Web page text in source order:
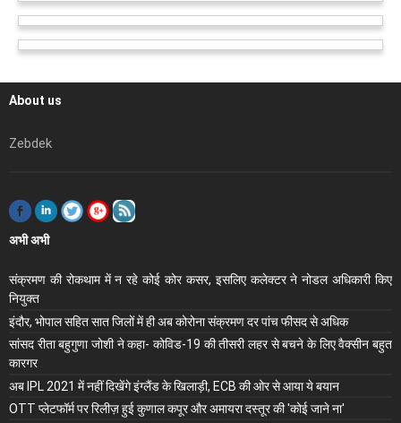
About us
Zebdek
अभी अभी
संक्रमण की रोकथाम में न रहे कोई कोर कसर, इसलिए कलेक्‍टर ने नोडल अधिकारी किए
नियुक्‍त
इंदौर, भोपाल सहित सात जिलों में ही अब कोरोना संक्रमण दर पांच फीसद से अधिक
सांसद रीता बहुगुणा जोशी ने कहा- कोविड-19 की तीसरी लहर से बचने के लिए वैक्सीन बहुत
कारगर
अब IPL 2021 में नहीं दिखेंगे इंग्लैंड के खिलाड़ी, ECB की ओर से आया ये बयान
OTT प्लेटफॉर्म पर रिलीज़ हुई कुणाल कपूर और अमायरा दस्तूर की 'कोई जाने ना'